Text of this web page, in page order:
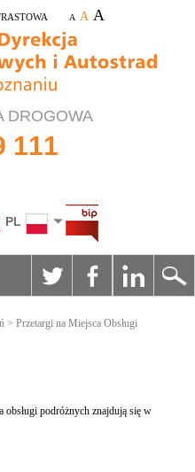
A A A
DROGOWA
111
PL
> Przetargi na Miejsca Obsługi
obsługi podróżnych znajdują się w